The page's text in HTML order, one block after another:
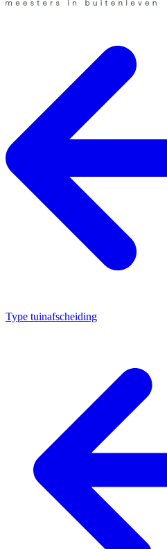
Type tuinafscheiding